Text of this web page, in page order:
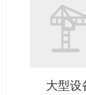
大型设